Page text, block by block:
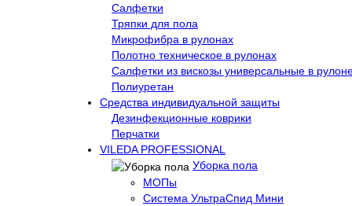
Салфетки
Тряпки для пола
Микрофибра в рулонах
Полотно техническое в рулонах
Салфетки из вискозы универсальные в
Полиуретан
Средства индивидуальной защиты
Дезинфекционные коврики
Перчатки
VILEDA PROFESSIONAL
Уборка пола
МОПы
Система УльтраСпид Мини